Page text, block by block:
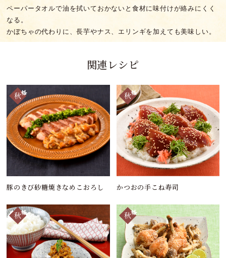
ペーパータオルで油を拭いておかないと食材に味付けが絡みにくく
なる。
かぼちゃの代わりに、長芋やナス、エリンギを加えても美味しい。
関連レシピ
豚のきび砂糖焼きなめこおろし かつおの手こね寿司